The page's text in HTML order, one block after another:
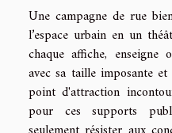
Une campagne de rue
l’espace urbain en un
chaque affiche,
avec sa taille imposante
point d'attraction
pour ces supports